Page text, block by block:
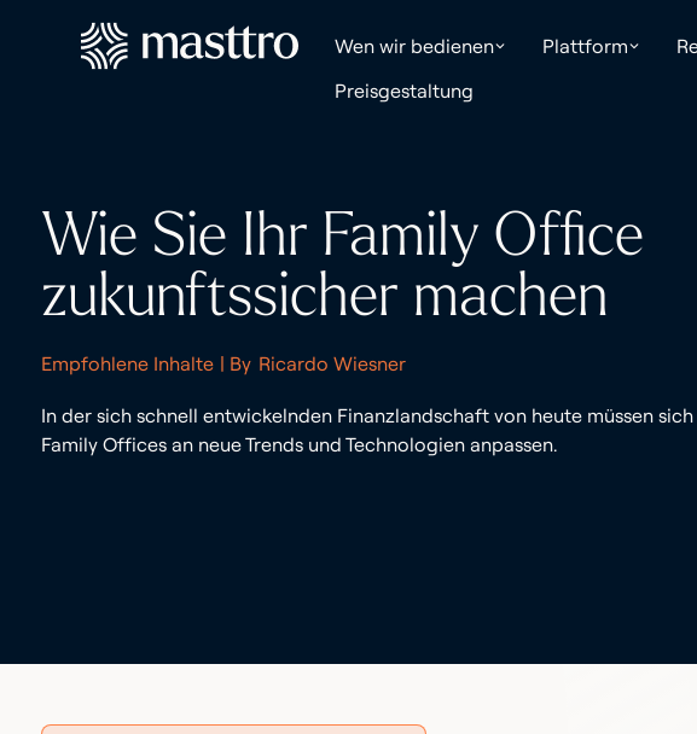
Wen wir bedienen Plattform
Preisgestaltung
Wie Sie Ihr Family Office
zukunftssicher machen
Empfohlene Inhalte | By Ricardo Wiesner
In der sich schnell entwickelnden Finanzlandschaft von heute müssen sich
Family Offices an neue Trends und Technologien anpassen.